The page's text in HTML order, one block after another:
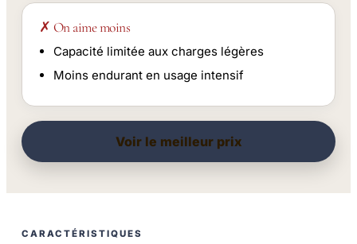
✗ On aime moins
Capacité limitée aux charges légères
Moins endurant en usage intensif
Voir le meilleur prix
CARACTÉRISTIQUES